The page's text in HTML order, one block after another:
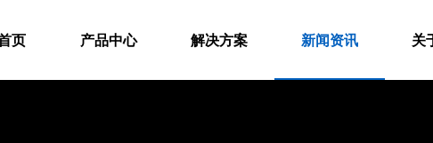
页 产品中心 解决方案 新闻资讯 关